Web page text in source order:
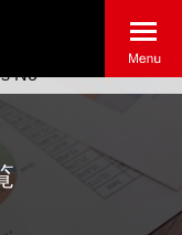
We take your
policy for details
No